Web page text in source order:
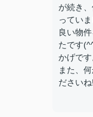
が続き
ってい
良い物
たです
かげです
また、
ださいね